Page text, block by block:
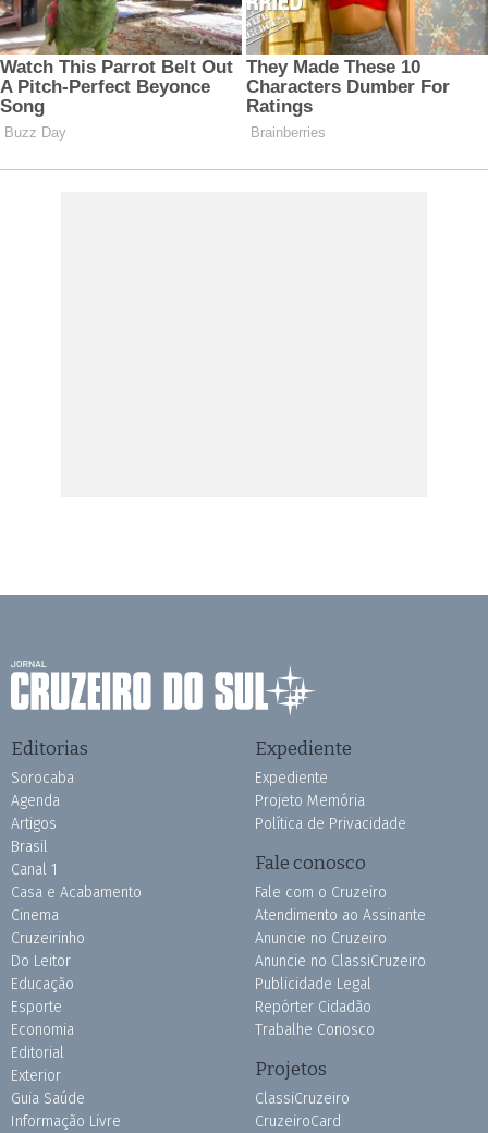
Editorias
Sorocaba
Agenda
Artigos
Brasil
Canal 1
Casa e Acabamento
Cinema
Cruzeirinho
Do Leitor
Educação
Esporte
Economia
Editorial
Exterior
Guia Saúde
Informação Livre
Expediente
Expediente
Projeto Memória
Política de Privacidade
Fale conosco
Fale com o Cruzeiro
Atendimento ao Assinante
Anuncie no Cruzeiro
Anuncie no ClassiCruzeiro
Publicidade Legal
Repórter Cidadão
Trabalhe Conosco
Projetos
ClassiCruzeiro
CruzeiroCard